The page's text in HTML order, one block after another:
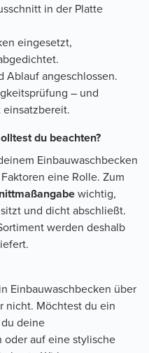
in der Platte
eingesetzt,
Ablauf angeschlossen.
– und
du beachten?
Einbauwaschbecken
eine Rolle. Zum
wichtig,
und dicht abschließt.
werden deshalb
Einbauwaschbecken über
nicht. Möchtest du ein
deine
oder auf eine stylische